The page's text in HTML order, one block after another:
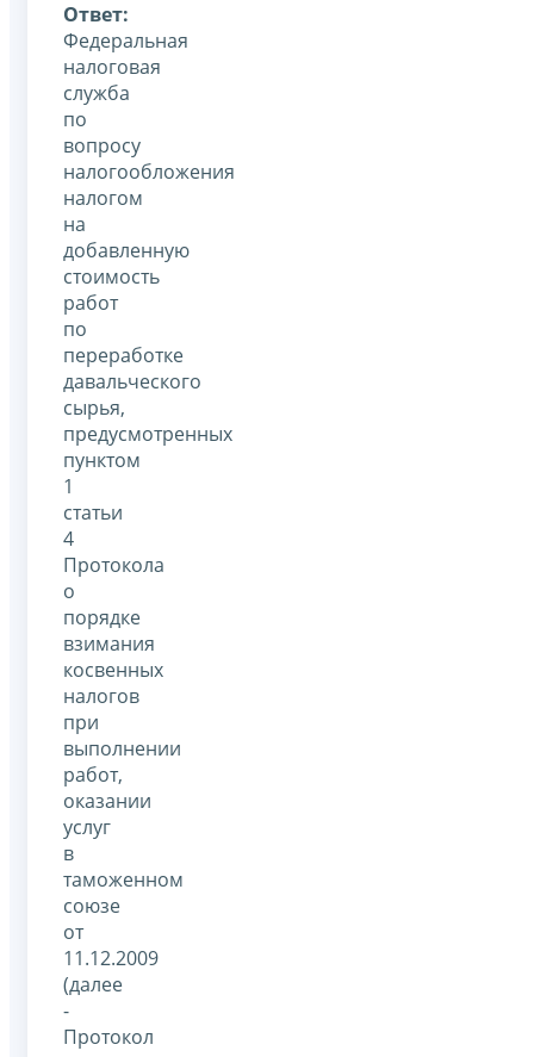
Ответ:
Федеральная
налоговая
служба
по
вопросу
налогообложения
налогом
на
добавленную
стоимость
работ
по
переработке
давальческого
сырья,
предусмотренных
пунктом
1
статьи
4
Протокола
о
порядке
взимания
косвенных
налогов
при
выполнении
работ,
оказании
услуг
в
таможенном
союзе
от
11.12.2009
(далее
-
Протокол